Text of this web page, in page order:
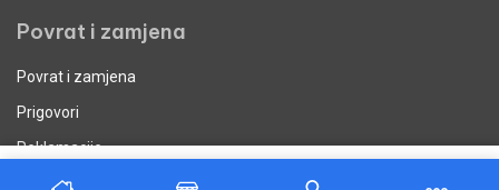
Dodaj u košaricu
Povrat i zamjena
Povrat i zamjena
Prigovori
Reklamacije
Uvjeti poslovanja